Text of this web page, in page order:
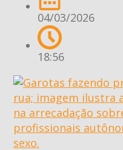
04/03/2026
18:56